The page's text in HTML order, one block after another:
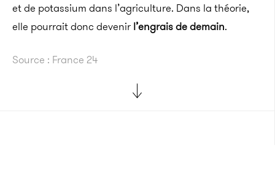
et de potassium dans l’agriculture. Dans la théorie,
elle pourrait donc devenir l’engrais de demain.
Source : France 24